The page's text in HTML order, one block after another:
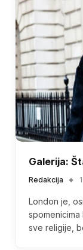
Galerija:
Redakcija
London je,
sve religije,